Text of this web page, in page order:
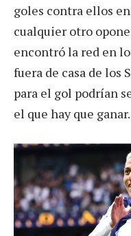
goles contra ellos
cualquier otro
encontró la red en
fuera de casa de los
para el gol podrían
el que hay que ganar.